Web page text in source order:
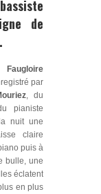
de
Faugloire
par
, du
pianiste
nuit une
claire
puis à
bulle, une
éclatent
en plus